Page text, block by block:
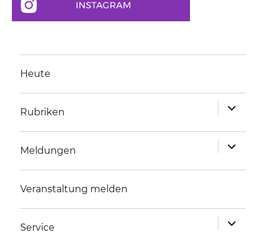
Heute
Rubriken
anzeigen
Meldungen
anzeigen
Veranstaltung melden
Service
anzeigen